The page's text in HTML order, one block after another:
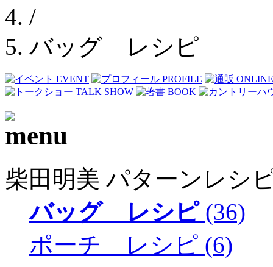
/
バッグ レシピ
柴田明美 パターンレシ
バッグ レシピ(36)
ポーチ レシピ (6)